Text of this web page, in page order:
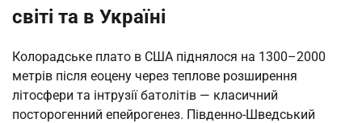
світі та в Україні
Колорадське плато в США піднялося на 1300–2000
метрів після еоцену через теплове розширення
літосфери та інтрузії батолітів — класичний
посторогенний епейрогенез. Південно-Шведський